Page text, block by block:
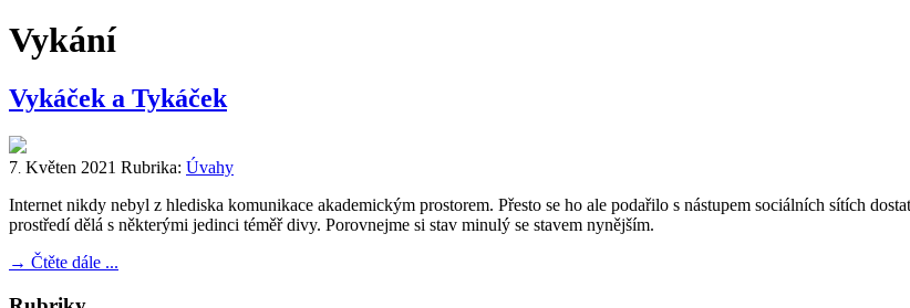
Vykání
Vykáček a Tykáček
7. Květen 2021 Rubrika: Úvahy
Internet nikdy nebyl z hlediska komunikace akademickým prostorem. Přesto se ho ale podařilo s nástupem sociálních sítích
prostředí dělá s některými jedinci téměř divy. Porovnejme si stav minulý se stavem nynějším.
→ Čtěte dále ...